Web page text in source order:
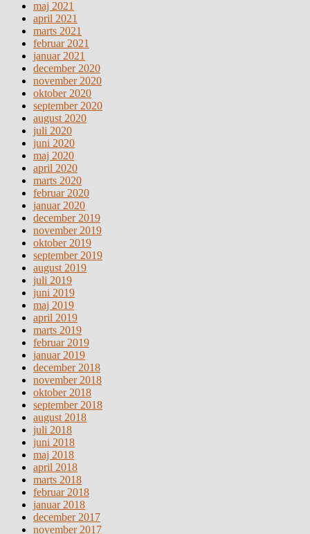
maj 2021
april 2021
marts 2021
februar 2021
januar 2021
december 2020
november 2020
oktober 2020
september 2020
august 2020
juli 2020
juni 2020
maj 2020
april 2020
marts 2020
februar 2020
januar 2020
december 2019
november 2019
oktober 2019
september 2019
august 2019
juli 2019
juni 2019
maj 2019
april 2019
marts 2019
februar 2019
januar 2019
december 2018
november 2018
oktober 2018
september 2018
august 2018
juli 2018
juni 2018
maj 2018
april 2018
marts 2018
februar 2018
januar 2018
december 2017
november 2017